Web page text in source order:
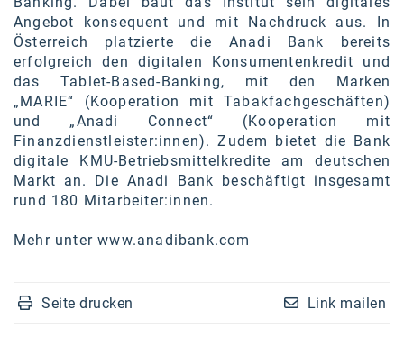
Kontakt
Angebot konsequent und mit Nachdruck aus. In
Österreich platzierte die Anadi Bank bereits
erfolgreich den digitalen Konsumentenkredit und
das Tablet-Based-Banking, mit den Marken
„MARIE“ (Kooperation mit Tabakfachgeschäften)
und „Anadi Connect“ (Kooperation mit
Finanzdienstleister:innen). Zudem bietet die Bank
digitale KMU-Betriebsmittelkredite am deutschen
Markt an. Die Anadi Bank beschäftigt insgesamt
rund 180 Mitarbeiter:innen.
Mehr unterwww.anadibank.com
Seite drucken Link mailen